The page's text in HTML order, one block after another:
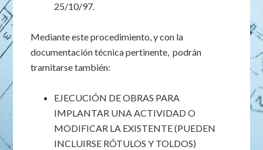
25/10/97.
Mediante este procedimiento, y con la
documentación técnica pertinente, podrán
tramitarse también:
EJECUCIÓN DE OBRAS PARA
IMPLANTAR UNA ACTIVIDAD O
MODIFICAR LA EXISTENTE (PUEDEN
INCLUIRSE RÓTULOS Y TOLDOS)